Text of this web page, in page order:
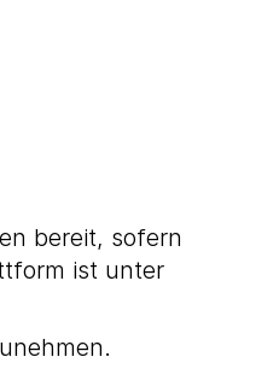
bereit, sofern
ist unter